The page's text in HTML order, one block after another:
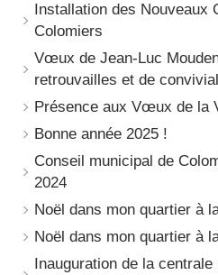
Installation des Nouveaux
Colomiers
Vœux de Jean-Luc
retrouvailles et de
Présence aux Vœux de la
Bonne année 2025 !
Conseil municipal de
2024
Noël dans mon quartier à
Noël dans mon quartier à
Inauguration de la